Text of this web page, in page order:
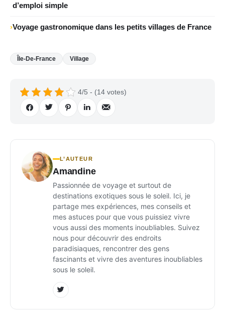
d’emploi simple
Voyage gastronomique dans les petits villages de France
Île-De-France Village
4/5 - (14 votes)
L’AUTEUR
Amandine
Passionnée de voyage et surtout de
destinations exotiques sous le soleil. Ici, je
partage mes expériences, mes conseils et
mes astuces pour que vous puissiez vivre
vous aussi des moments inoubliables. Suivez
nous pour découvrir des endroits
paradisiaques, rencontrer des gens
fascinants et vivre des aventures inoubliables
sous le soleil.